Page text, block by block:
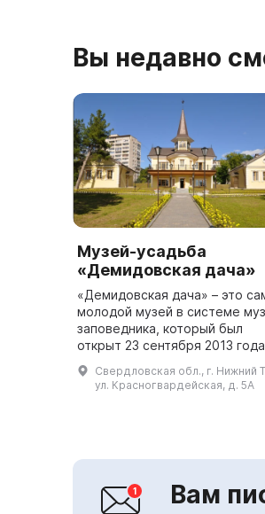
Вы недавно
Музей-усадьба
«Демидовская дача»
«Демидовская дача» – это
молодой музей в системе
заповедника, который был
открыт 23 сентября 2013
расположен в здании, которое
является единственным для
Нижнего Тагила примером ча...
Свердловская обл., г. Нижний
ул. Красногвардейская, д. 5А
Вам